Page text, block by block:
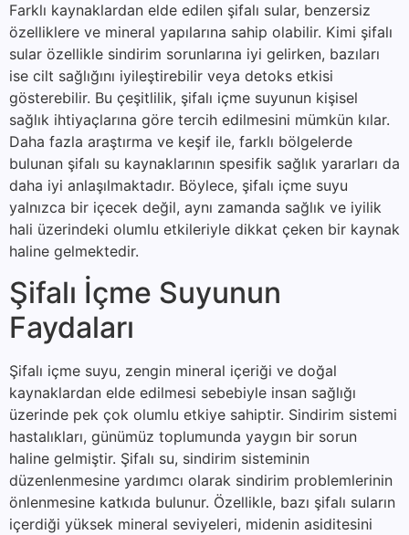
Farklı kaynaklardan elde edilen şifalı sular, benzersiz
özelliklere ve mineral yapılarına sahip olabilir. Kimi şifalı
sular özellikle sindirim sorunlarına iyi gelirken, bazıları
ise cilt sağlığını iyileştirebilir veya detoks etkisi
gösterebilir. Bu çeşitlilik, şifalı içme suyunun kişisel
sağlık ihtiyaçlarına göre tercih edilmesini mümkün kılar.
Daha fazla araştırma ve keşif ile, farklı bölgelerde
bulunan şifalı su kaynaklarının spesifik sağlık yararları da
daha iyi anlaşılmaktadır. Böylece, şifalı içme suyu
yalnızca bir içecek değil, aynı zamanda sağlık ve iyilik
hali üzerindeki olumlu etkileriyle dikkat çeken bir kaynak
haline gelmektedir.
Şifalı İçme Suyunun
Faydaları
Şifalı içme suyu, zengin mineral içeriği ve doğal
kaynaklardan elde edilmesi sebebiyle insan sağlığı
üzerinde pek çok olumlu etkiye sahiptir. Sindirim sistemi
hastalıkları, günümüz toplumunda yaygın bir sorun
haline gelmiştir. Şifalı su, sindirim sisteminin
düzenlenmesine yardımcı olarak sindirim problemlerinin
önlenmesine katkıda bulunur. Özellikle, bazı şifalı suların
içerdiği yüksek mineral seviyeleri, midenin asiditesini